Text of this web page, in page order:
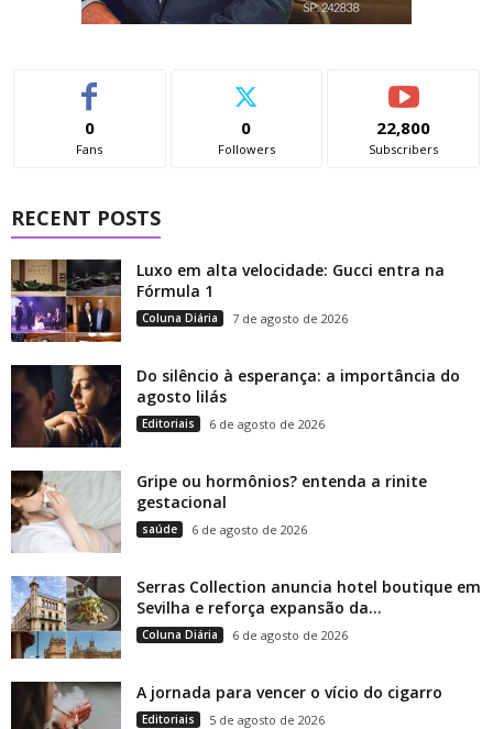
0
Fans
0
Followers
22,800
Subscribers
RECENT POSTS
Luxo em alta velocidade: Gucci entra na
Fórmula 1
Coluna Diária 7 de agosto de 2026
Do silêncio à esperança: a importância do
agosto lilás
Editoriais 6 de agosto de 2026
Gripe ou hormônios? entenda a rinite
gestacional
saúde 6 de agosto de 2026
Serras Collection anuncia hotel boutique em
Sevilha e reforça expansão da...
Coluna Diária 6 de agosto de 2026
A jornada para vencer o vício do cigarro
Editoriais 5 de agosto de 2026